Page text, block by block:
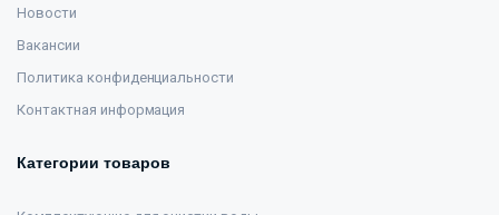
Новости
Вакансии
Политика конфиденциальности
Контактная информация
Категории товаров